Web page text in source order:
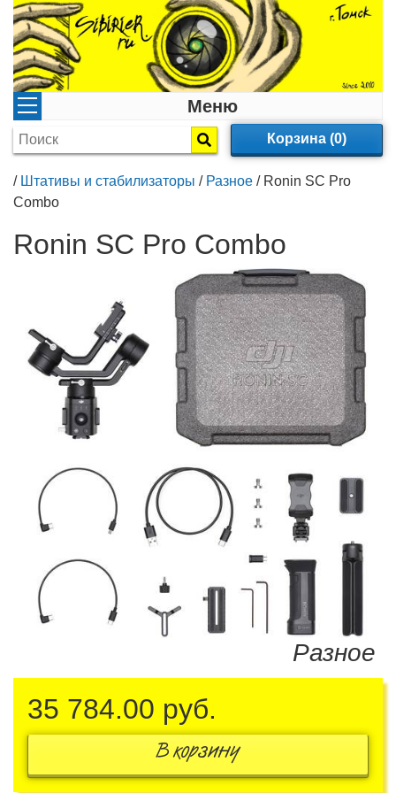
Меню
Корзина (0)
/ Штативы и стабилизаторы / Разное / Ronin SC Pro
Combo
Ronin SC Pro Combo
Разное
35 784.00 руб.
В корзину